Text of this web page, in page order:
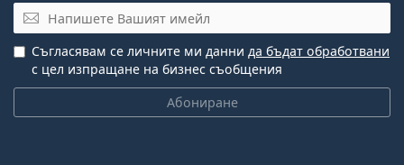
Имейл
Абониране
Съгласявам се личните ми данни да бъдат обработвани
с цел изпращане на бизнес съобщения